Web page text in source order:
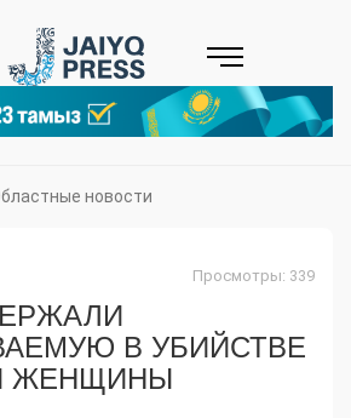
новости
Просмотры: 339
В УБИЙСТВЕ
ЖЕНЩИНЫ